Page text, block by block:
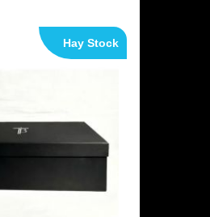
Hay Stock